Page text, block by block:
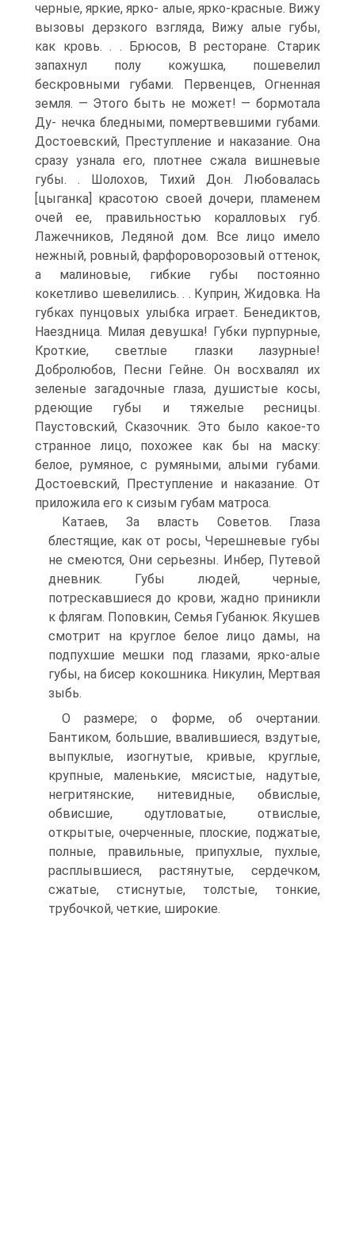
черные, яркие, ярко- алые, ярко-красные. Вижу
вызовы дерзкого взгляда, Вижу алые губы,
как кровь. . . Брюсов, В ресторане. Старик
запахнул полу кожушка, пошевелил
бескровными губами. Первенцев, Огненная
земля. — Этого быть не может! — бормотала
Ду- нечка бледными, помертвевшими губами.
Достоевский, Преступление и наказание. Она
сразу узнала его, плотнее сжала вишневые
губы. . Шолохов, Тихий Дон. Любовалась
[цыганка] красотою своей дочери, пламенем
очей ее, правильностью коралловых губ.
Лажечников, Ледяной дом. Все лицо имело
нежный, ровный, фарфороворозовый оттенок,
а малиновые, гибкие губы постоянно
кокетливо шевелились. . . Куприн, Жидовка. На
губках пунцовых улыбка играет. Бенедиктов,
Наездница. Милая девушка! Губки пурпурные,
Кроткие, светлые глазки лазурные!
Добролюбов, Песни Гейне. Он восхвалял их
зеленые загадочные глаза, душистые косы,
рдеющие губы и тяжелые ресницы.
Паустовский, Сказочник. Это было какое-то
странное лицо, похожее как бы на маску:
белое, румяное, с румяными, алыми губами.
Достоевский, Преступление и наказание. От
приложила его к сизым губам матроса.
Катаев, За власть Советов. Глаза
блестящие, как от росы, Черешневые губы
не смеются, Они серьезны. Инбер, Путевой
дневник. Губы людей, черные,
потрескавшиеся до крови, жадно приникли
к флягам. Поповкин, Семья Губанюк. Якушев
смотрит на круглое белое лицо дамы, на
подпухшие мешки под глазами, ярко-алые
губы, на бисер кокошника. Никулин, Мертвая
зыбь.
О размере; о форме, об очертании.
Бантиком, большие, ввалившиеся, вздутые,
выпуклые, изогнутые, кривые, круглые,
крупные, маленькие, мясистые, надутые,
негритянские, нитевидные, обвислые,
обвисшие, одутловатые, отвислые,
открытые, очерченные, плоские, поджатые,
полные, правильные, припухлые, пухлые,
расплывшиеся, растянутые, сердечком,
сжатые, стиснутые, толстые, тонкие,
трубочкой, четкие, широкие.